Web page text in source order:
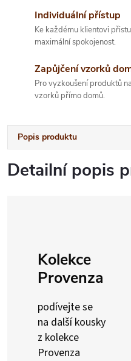
Individuální přístup
Ke každému klientovi
maximální spokojenost.
Zapůjčení vzorků
Pro vyzkoušení produktů
vzorků přímo domů.
Popis produktu
Detailní popis
Kolekce
Provenza
podívejte se
na další kousky
z kolekce
Provenza